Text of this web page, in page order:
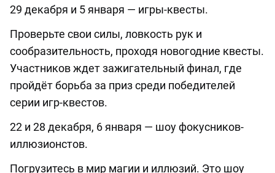
29 декабря и 5 января — игры-квесты.
Проверьте свои силы, ловкость рук и
сообразительность, проходя новогодние квесты.
Участников ждет зажигательный финал, где
пройдёт борьба за приз среди победителей
серии игр-квестов.
22 и 28 декабря, 6 января — шоу фокусников-
иллюзионстов.
Погрузитесь в мир магии и иллюзий. Это шоу